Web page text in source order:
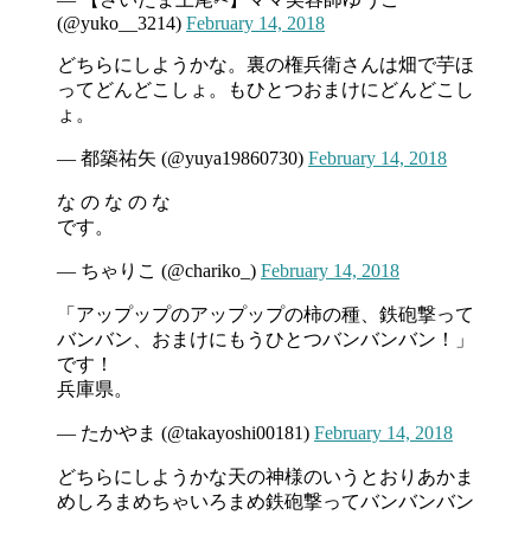
(@yuko__3214) February 14, 2018
どちらにしようかな。裏の権兵衛さんは畑で芋ほ
ってどんどこしょ。もひとつおまけにどんどこし
ょ。
— 都築祐矢 (@yuya19860730) February 14, 2018
な の な の な
です。
— ちゃりこ (@chariko_) February 14, 2018
「アップップのアップップの柿の種、鉄砲撃って
バンバン、おまけにもうひとつバンバンバン！」
です！
兵庫県。
— たかやま (@takayoshi00181) February 14, 2018
どちらにしようかな天の神様のいうとおりあかま
めしろまめちゃいろまめ鉄砲撃ってバンバンバン